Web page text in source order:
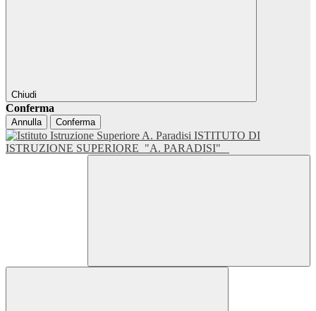
Chiudi
Conferma
Annulla Conferma
ISTITUTO DI
ISTRUZIONE SUPERIORE "A. PARADISI"